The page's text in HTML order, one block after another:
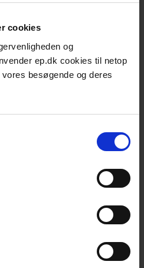
cookies
og
ep.dk cookies til netop
besøgende og deres
mere
10 t - 16 t
max 1.791 mm
800 mm